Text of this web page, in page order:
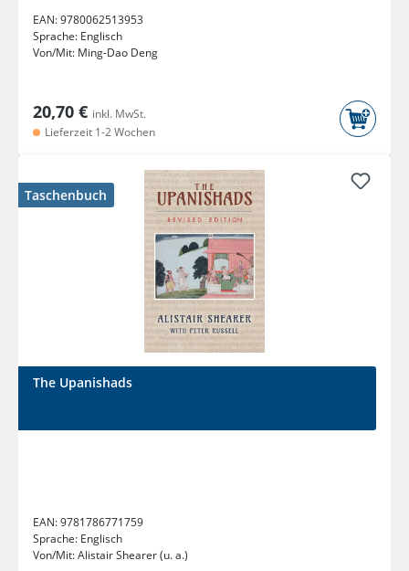
EAN:9780062513953
Sprache: Englisch
Von/Mit: Ming-Dao Deng
20,70 € inkl. MwSt.
Lieferzeit 1-2 Wochen
Taschenbuch
The Upanishads
EAN:9781786771759
Sprache: Englisch
Von/Mit:Alistair Shearer (u. a.)